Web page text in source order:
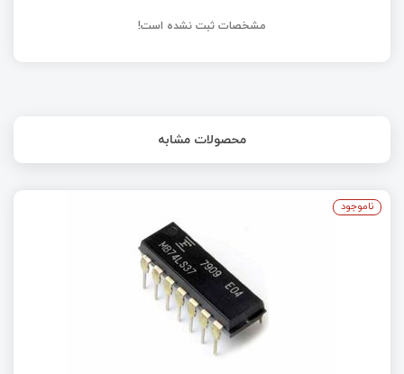
مشخصات ثبت نشده است!
محصولات مشابه
ناموجود